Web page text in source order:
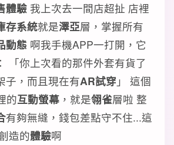
體驗 我上次去一間店超扯 店裡
存系統就是澤亞層，掌握所有
動態 啊我手機APP一打開，它
「你上次看的那件外套有貨了
子，而且現在有AR試穿 」 這個
的互動螢幕 ，就是翎雀層啦 整
有夠無縫，錢包差點守不住...這
造的體驗啊